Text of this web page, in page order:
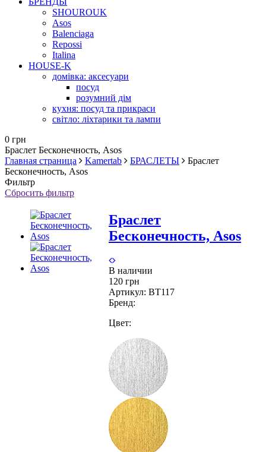
SHOUROUK
Asos
Balenciaga
Repossi
Italina
HOUSE-K
домівка: аксесуари
посуд
розумний дім
кухня: посуд та прикраси
світло: ліхтарики та лампи
0 грн
Браслет Бесконечность, Asos
Главная страница
Kamertab БРАСЛЕТЫ
Браслет
Бесконечность, Asos
Фильтр
Сбросить фильтр
Браслет
Бесконечность, Asos
В наличии
120 грн
Артикул: BT117
Бренд:
Цвет: